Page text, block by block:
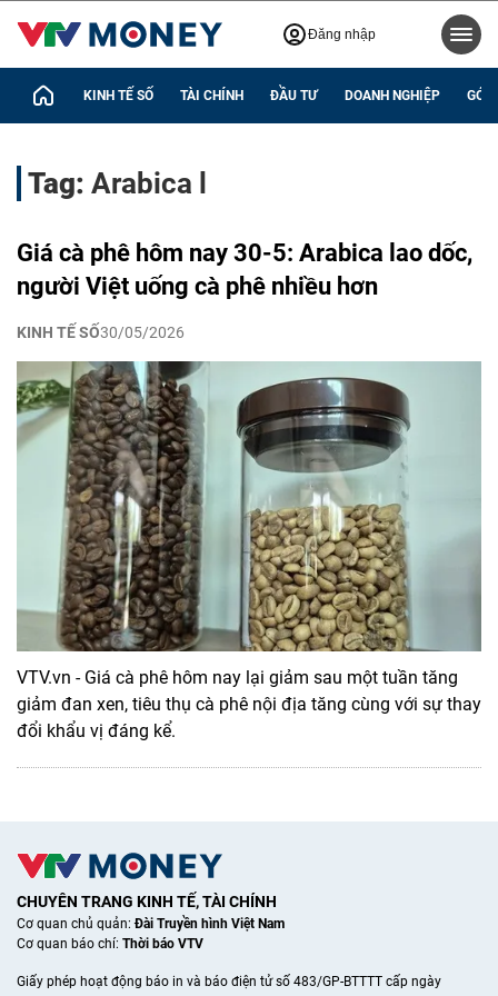
Đăng nhập
KINH TẾ SỐ TÀI CHÍNH ĐẦU TƯ DOANH NGHIỆP GÓC
Tag: Arabica l
Giá cà phê hôm nay 30-5: Arabica lao dốc,
người Việt uống cà phê nhiều hơn
KINH TẾ SỐ30/05/2026
VTV.vn - Giá cà phê hôm nay lại giảm sau một tuần tăng
giảm đan xen, tiêu thụ cà phê nội địa tăng cùng với sự thay
đổi khẩu vị đáng kể.
CHUYÊN TRANG KINH TẾ, TÀI CHÍNH
Cơ quan chủ quản:Đài Truyền hình Việt Nam
Cơ quan báo chí: Thời báo VTV
Giấy phép hoạt động báo in và báo điện tử số 483/GP-BTTTT cấp ngày